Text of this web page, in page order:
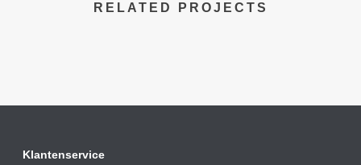
RELATED PROJECTS
Klantenservice